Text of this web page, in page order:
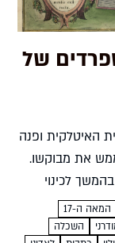
של
האיטלקית ופנה
את מבוקשו.
לכינוי
אציל...
המאה ה-17
השכלה